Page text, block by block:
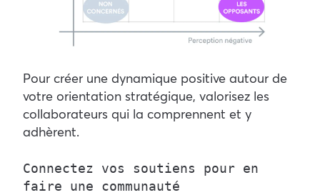
Pour créer une dynamique positive autour de
votre orientation stratégique, valorisez les
collaborateurs qui la comprennent et y
adhèrent.
Connectez vos soutiens pour en
faire une communauté